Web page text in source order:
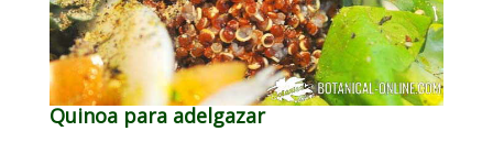
Quinoa para adelgazar